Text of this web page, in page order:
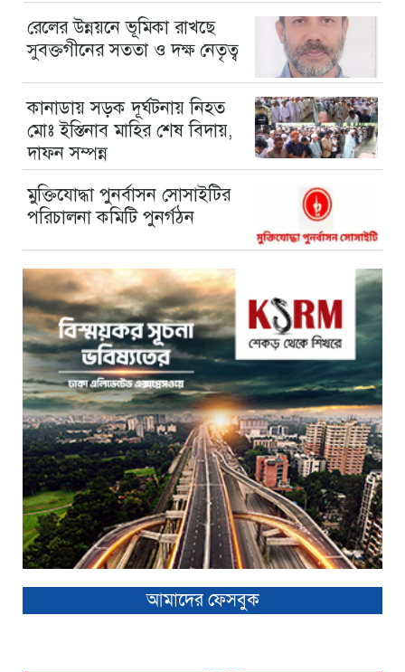
রেলের উন্নয়নে ভূমিকা রাখছে
সুবক্তগীনের সততা ও দক্ষ নেতৃত্ব
কানাডায় সড়ক দূর্ঘটনায় নিহত
মোঃ ইস্তিনাব মাহির শেষ বিদায়,
দাফন সম্পন্ন
মুক্তিযোদ্ধা পুনর্বাসন সোসাইটির
পরিচালনা কমিটি পুনর্গঠন
আমাদের ফেসবুক